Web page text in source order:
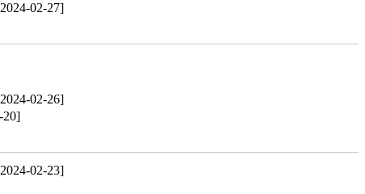
02-27]
02-26]
20]
02-23]